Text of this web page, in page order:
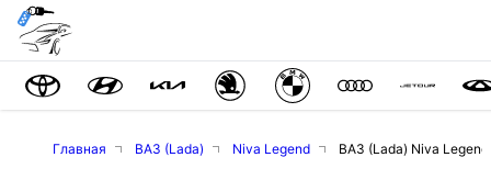
Главная ВАЗ (Lada) Niva Legend ВАЗ (Lada) Niva